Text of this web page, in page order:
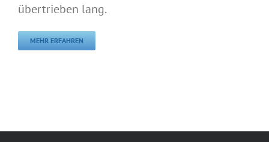
übertrieben lang.
MEHR ERFAHREN